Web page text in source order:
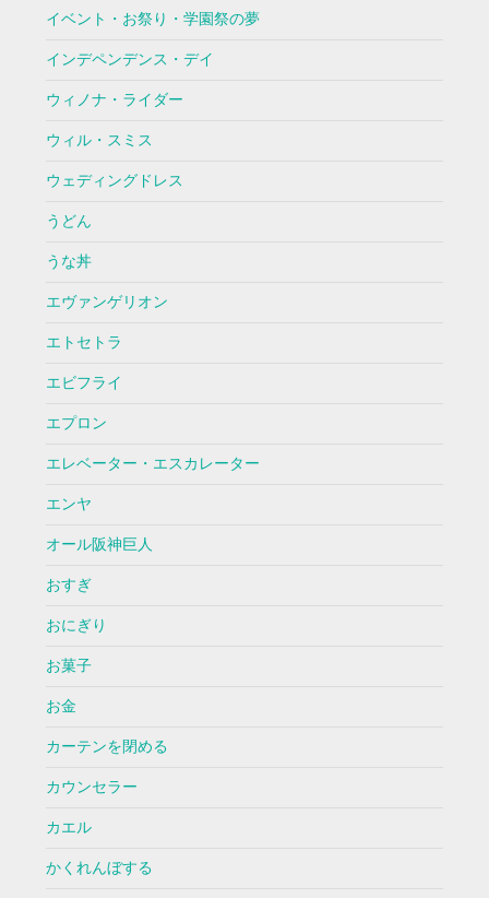
イベント・お祭り・学園祭の夢
インデペンデンス・デイ
ウィノナ・ライダー
ウィル・スミス
ウェディングドレス
うどん
うな丼
エヴァンゲリオン
エトセトラ
エビフライ
エプロン
エレベーター・エスカレーター
エンヤ
オール阪神巨人
おすぎ
おにぎり
お菓子
お金
カーテンを閉める
カウンセラー
カエル
かくれんぼする